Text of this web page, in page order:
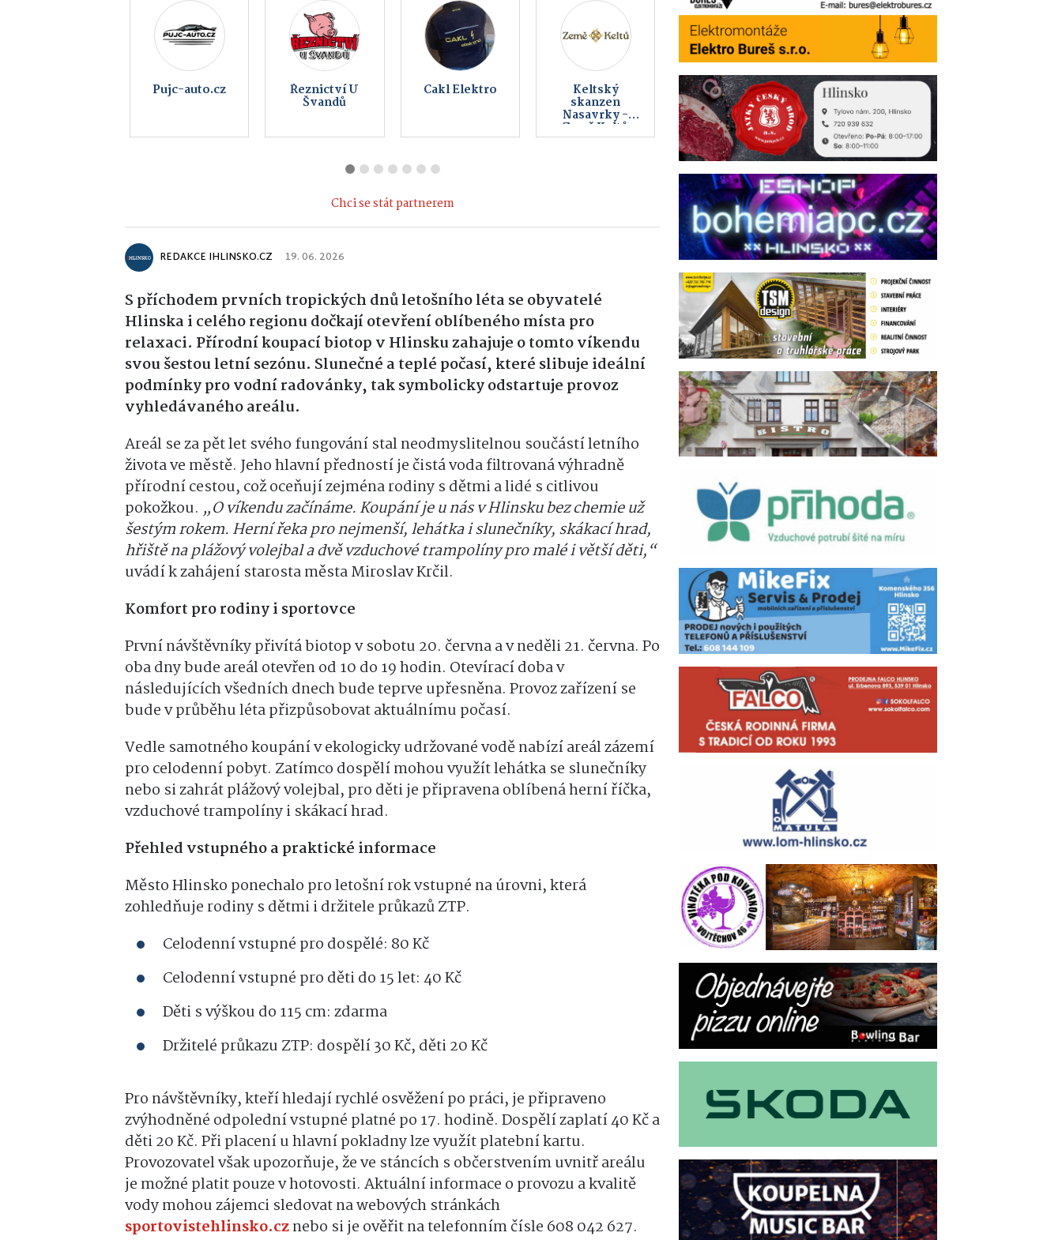
Multifunkční
centrum
Bowling Bar
Blatno
BEZKONTAKTNÍ Bistro GAMAS
Chci se stát partnerem
REDAKCE IHLINSKO.CZ 19. 06. 2026
S příchodem prvních tropických dnů letošního léta se obyvatelé
Hlinska i celého regionu dočkají otevření oblíbeného místa pro
relaxaci. Přírodní koupací biotop v Hlinsku zahajuje o tomto víkendu
svou šestou letní sezónu. Slunečné a teplé počasí, které slibuje ideální
podmínky pro vodní radovánky, tak symbolicky odstartuje provoz
vyhledávaného areálu.
Areál se za pět let svého fungování stal neodmyslitelnou součástí letního
života ve městě. Jeho hlavní předností je čistá voda filtrovaná výhradně
přírodní cestou, což oceňují zejména rodiny s dětmi a lidé s citlivou
pokožkou. „O víkendu začínáme. Koupání je u nás v Hlinsku bez chemie už
šestým rokem. Herní řeka pro nejmenší, lehátka i slunečníky, skákací hrad,
hřiště na plážový volejbal a dvě vzduchové trampolíny pro malé i větší děti,“
uvádí k zahájení starosta města Miroslav Krčil.
Komfort pro rodiny i sportovce
První návštěvníky přivítá biotop v sobotu 20. června a v neděli 21. června. Po
oba dny bude areál otevřen od 10 do 19 hodin. Otevírací doba v
následujících všedních dnech bude teprve upřesněna. Provoz zařízení se
bude v průběhu léta přizpůsobovat aktuálnímu počasí.
Vedle samotného koupání v ekologicky udržované vodě nabízí areál zázemí
pro celodenní pobyt. Zatímco dospělí mohou využít lehátka se slunečníky
nebo si zahrát plážový volejbal, pro děti je připravena oblíbená herní říčka,
vzduchové trampolíny i skákací hrad.
Přehled vstupného a praktické informace
Město Hlinsko ponechalo pro letošní rok vstupné na úrovni, která
zohledňuje rodiny s dětmi i držitele průkazů ZTP.
Celodenní vstupné pro dospělé: 80 Kč
Celodenní vstupné pro děti do 15 let: 40 Kč
Děti s výškou do 115 cm: zdarma
Držitelé průkazu ZTP: dospělí 30 Kč, děti 20 Kč
Pro návštěvníky, kteří hledají rychlé osvěžení po práci, je připraveno
zvýhodněné odpolední vstupné platné po 17. hodině. Dospělí zaplatí 40 Kč a
děti 20 Kč. Při placení u hlavní pokladny lze využít platební kartu.
Provozovatel však upozorňuje, že ve stáncích s občerstvením uvnitř areálu
je možné platit pouze v hotovosti. Aktuální informace o provozu a kvalitě
vody mohou zájemci sledovat na webových stránkách
sportovistehlinsko.cznebo si je ověřit na telefonním čísle 608 042 627.